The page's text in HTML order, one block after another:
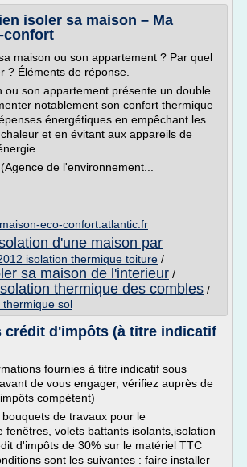
isoler sa maison – Ma
confort
maison ou son appartement ? Par quel
? Éléments de réponse.
ou son appartement présente un double
notablement son confort thermique
énergétiques en empêchant les
et en évitant aux appareils de
de l'environnement...
eco-confort.atlantic.fr
d'une maison par
isolation thermique toiture /
sa maison de l'interieur /
thermique des combles /
thermique sol
crédit d'impôts (à titre indicatif
fournies à titre indicatif sous
de vous engager, vérifiez auprès de
compétent)
de travaux pour le
fenêtres, volets battants isolants,isolation
d'impôts de 30% sur le matériel TTC
sont les suivantes : faire installer